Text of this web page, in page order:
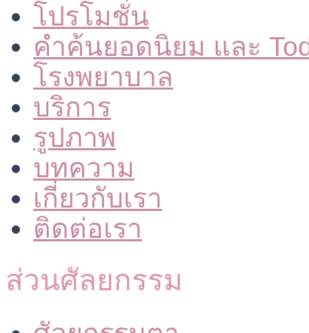
โปรโมชั่น
คำค้นยอดนิยม และ
โรงพยาบาล
บริการ
รูปภาพ
บทความ
เกี่ยวกับเรา
ติดต่อเรา
ส่วนศัลยกรรม